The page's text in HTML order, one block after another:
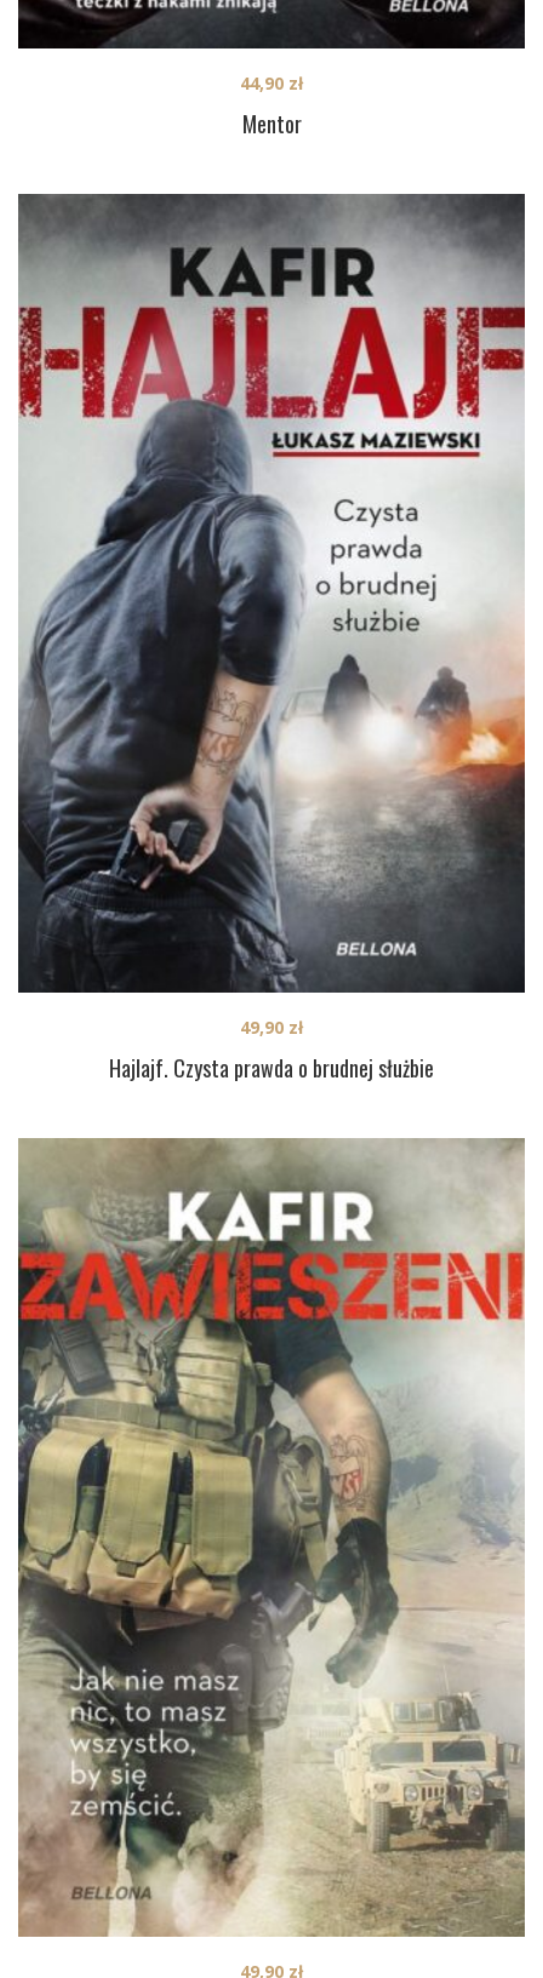
Mentor
44,90 zł
Hajlajf. Czysta prawda o brudnej służbie
49,90 zł
49,90 zł